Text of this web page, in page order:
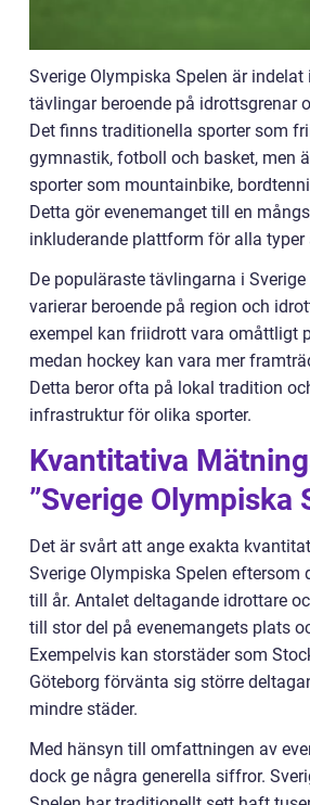
Sverige Olympiska Spelen är
tävlingar beroende på idrottsgrenar
Det finns traditionella sporter som
gymnastik, fotboll och basket, men
sporter som mountainbike,
Detta gör evenemanget till en
inkluderande plattform för alla typer
De populäraste tävlingarna i
varierar beroende på region och
exempel kan friidrott vara omåttligt
medan hockey kan vara mer
Detta beror ofta på lokal tradition
infrastruktur för olika sporter.
Kvantitativa
”Sverige Olympiska
Det är svårt att ange exakta
Sverige Olympiska Spelen eftersom
till år. Antalet deltagande idrottare
till stor del på evenemangets plats
Exempelvis kan storstäder som
Göteborg förvänta sig större
mindre städer.
Med hänsyn till omfattningen av
dock ge några generella siffror.